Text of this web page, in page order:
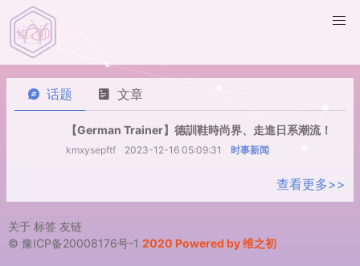
话题 文章
【German Trainer】德訓鞋時尚界、走進日系潮流！
kmxysepftf 2023-12-16 05:09:31 时事新闻
查看更多>>
关于 标签 友链
© 豫ICP备20008176号-1 2020 Powered by 维之初